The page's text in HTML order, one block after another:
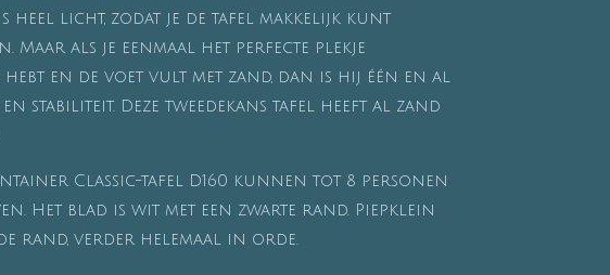
heel licht, zodat je de tafel makkelijk kunt
Maar als je eenmaal het perfecte plekje
en de voet vult met zand, dan is hij één en al
stabiliteit. Deze tweedekans tafel heeft al zand
Classic-tafel D160 kunnen tot 8 personen
Het blad is wit met een zwarte rand. Piepklein
rand, verder helemaal in orde.